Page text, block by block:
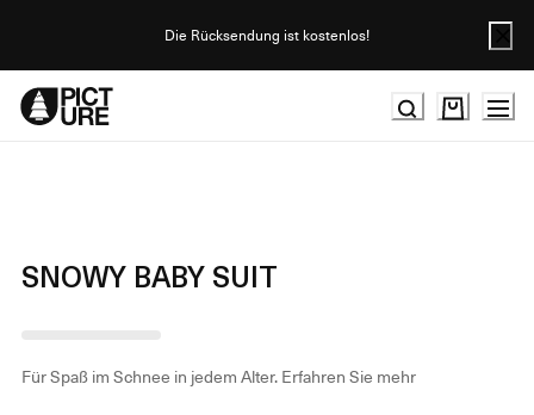
Die Rücksendung ist kostenlos!
SNOWY BABY SUIT
Für Spaß im Schnee in jedem Alter.Erfahren Sie mehr